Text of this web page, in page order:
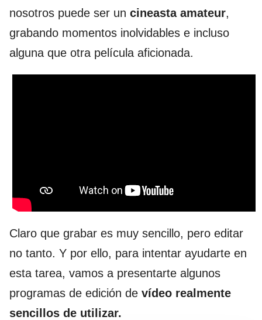
nosotros puede ser un cineasta amateur,
grabando momentos inolvidables e incluso
alguna que otra película aficionada.
Claro que grabar es muy sencillo, pero editar
no tanto. Y por ello, para intentar ayudarte en
esta tarea, vamos a presentarte algunos
programas de edición de vídeo realmente
sencillos de utilizar.